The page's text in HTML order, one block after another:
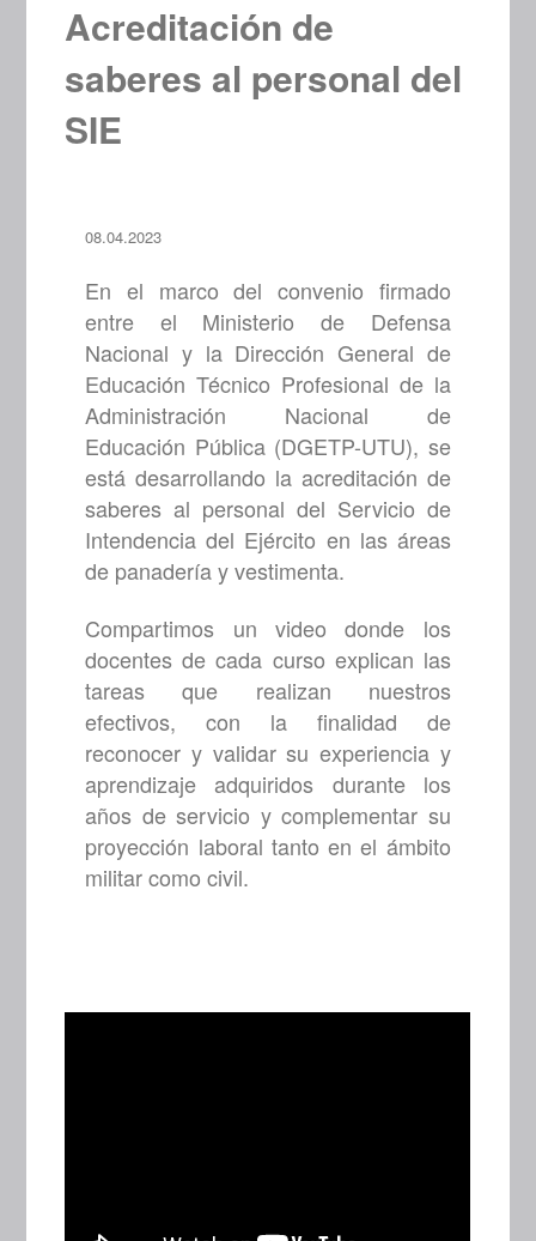
Acreditación de
saberes al personal del
SIE
08.04.2023
En el marco del convenio firmado
entre el Ministerio de Defensa
Nacional y la Dirección General de
Educación Técnico Profesional de la
Administración Nacional de
Educación Pública (DGETP-UTU), se
está desarrollando la acreditación de
saberes al personal del Servicio de
Intendencia del Ejército en las áreas
de panadería y vestimenta.
Compartimos un video donde los
docentes de cada curso explican las
tareas que realizan nuestros
efectivos, con la finalidad de
reconocer y validar su experiencia y
aprendizaje adquiridos durante los
años de servicio y complementar su
proyección laboral tanto en el ámbito
militar como civil.